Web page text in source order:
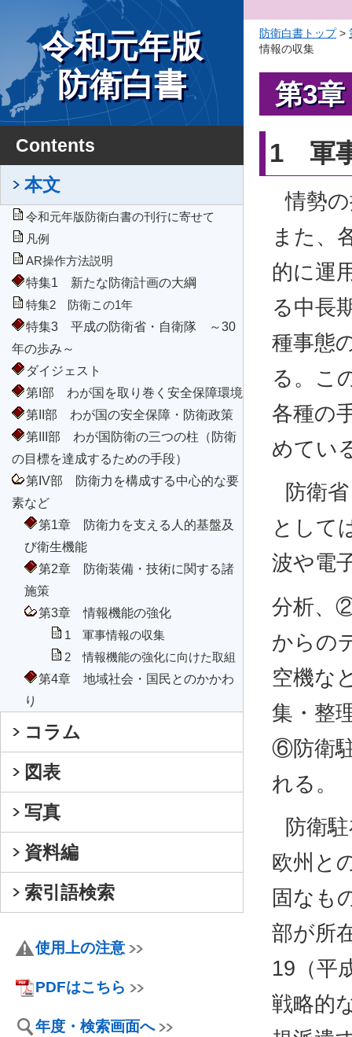
令和元年版
防衛白書
Contents
本文
令和元年版防衛白書の刊行に寄せて
凡例
AR操作方法説明
特集1 新たな防衛計画の大綱
特集2 防衛この1年
特集3 平成の防衛省・自衛隊 ～30
年の歩み～
ダイジェスト
第I部 わが国を取り巻く安全保障環境
第II部 わが国の安全保障・防衛政策
第III部 わが国防衛の三つの柱（防衛
の目標を達成するための手段）
第IV部 防衛力を構成する中心的な要
素など
第1章 防衛力を支える人的基盤及
び衛生機能
第2章 防衛装備・技術に関する諸
施策
第3章 情報機能の強化
1 軍事情報の収集
2 情報機能の強化に向けた取組
第4章 地域社会・国民とのかかわ
り
コラム
図表
写真
資料編
索引語検索
使用上の注意
PDFはこちら
年度・検索画面へ
防衛白書トップ>
情報の収集
第3
1 軍
情勢
また、
的に運
る中長
種事態
る。こ
各種の
めてい
防衛
として
波や電
分析、
からの
空機な
集・整
⑥防衛
れる。
防衛
欧州と
固なも
部が所
19（平
戦略的